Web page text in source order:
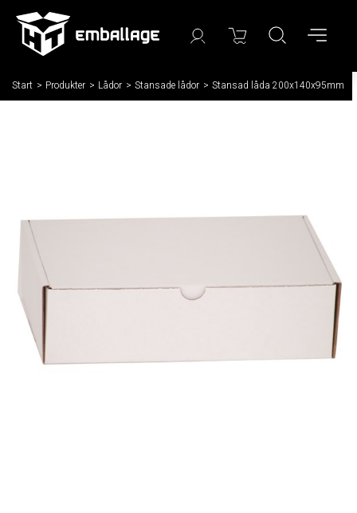
Start / Produkter / Lådor / Stansade lådor / Stansad låda 200x140x95mm